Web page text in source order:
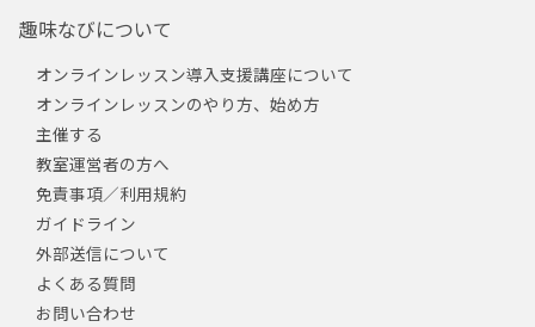
趣味なびについて
オンラインレッスン導入支援講座について
オンラインレッスンのやり方、始め方
主催する
教室運営者の方へ
免責事項／利用規約
ガイドライン
外部送信について
よくある質問
お問い合わせ